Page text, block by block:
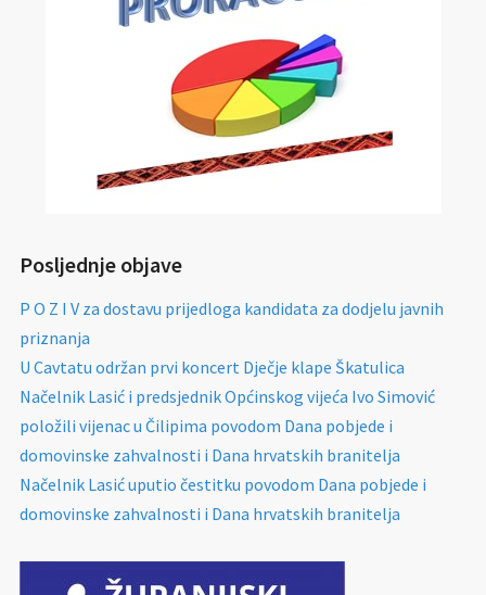
Posljednje objave
P O Z I V za dostavu prijedloga kandidata za dodjelu javnih
priznanja
U Cavtatu održan prvi koncert Dječje klape Škatulica
Načelnik Lasić i predsjednik Općinskog vijeća Ivo Simović
položili vijenac u Čilipima povodom Dana pobjede i
domovinske zahvalnosti i Dana hrvatskih branitelja
Načelnik Lasić uputio čestitku povodom Dana pobjede i
domovinske zahvalnosti i Dana hrvatskih branitelja